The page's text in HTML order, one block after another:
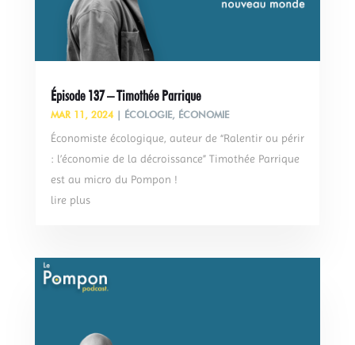
Épisode 137 – Timothée Parrique
MAR 11, 2024| ÉCOLOGIE, ÉCONOMIE
Économiste écologique, auteur de “Ralentir ou périr
: l’économie de la décroissance” Timothée Parrique
est au micro du Pompon !
lire plus